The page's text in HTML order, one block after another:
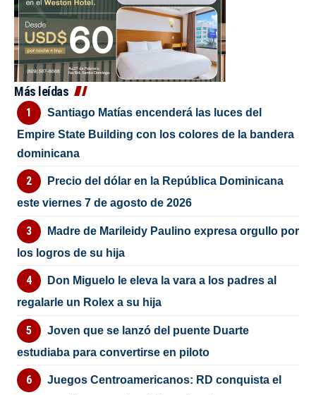
Más leídas
Santiago Matías encenderá las luces del
Empire State Building con los colores de la bandera
dominicana
Precio del dólar en la República Dominicana
este viernes 7 de agosto de 2026
Madre de Marileidy Paulino expresa orgullo por
los logros de su hija
Don Miguelo le eleva la vara a los padres al
regalarle un Rolex a su hija
Joven que se lanzó del puente Duarte
estudiaba para convertirse en piloto
Juegos Centroamericanos: RD conquista el